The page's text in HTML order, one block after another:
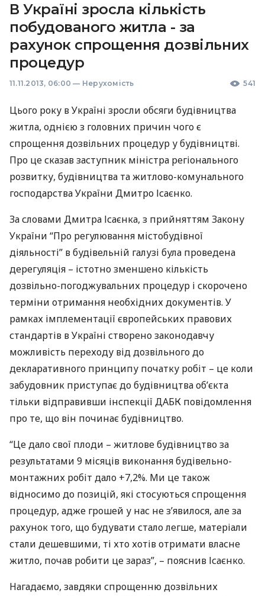
В Україні зросла кількість
побудованого житла - за
рахунок спрощення дозвільних
процедур
11.11.2013, 06:00 — Нерухомість 541
Цього року в Україні зросли обсяги будівництва
житла, однією з головних причин чого є
спрощення дозвільних процедур у будівництві.
Про це сказав заступник міністра регіонального
розвитку, будівництва та житлово-комунального
господарства України Дмитро Ісаєнко.
За словами Дмитра Ісаєнка, з прийняттям Закону
України “Про регулювання містобудівної
діяльності” в будівельній галузі була проведена
дерегуляція – істотно зменшено кількість
дозвільно-погоджувальних процедур і скорочено
терміни отримання необхідних документів. У
рамках імплементації європейських правових
стандартів в Україні створено законодавчу
можливість переходу від дозвільного до
декларативного принципу початку робіт – це коли
забудовник приступає до будівництва об’єкта
тільки відправивши інспекції ДАБК повідомлення
про те, що він починає будівництво.
“Це дало свої плоди – житлове будівництво за
результатами 9 місяців виконання будівельно-
монтажних робіт дало +7,2%. Ми це також
відносимо до позицій, які стосуються спрощення
процедур, адже грошей у нас не з’явилося, але за
рахунок того, що будувати стало легше, матеріали
стали дешевшими, ті хто хотів отримати власне
житло, почав робити це зараз”, – пояснив Ісаєнко.
Нагадаємо, завдяки спрощенню дозвільних